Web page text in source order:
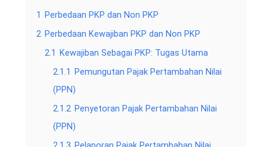
1
Perbedaan PKP dan Non PKP
2 Perbedaan Kewajiban PKP dan Non PKP
2.1
Kewajiban Sebagai PKP: Tugas Utama
2.1.1
Pemungutan Pajak Pertambahan Nilai
(PPN)
2.1.2 Penyetoran Pajak Pertambahan Nilai
(PPN)